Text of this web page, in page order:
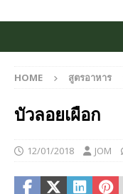
HOME สูตรอาหาร
บัวลอยเผือก
12/01/2018 JOM